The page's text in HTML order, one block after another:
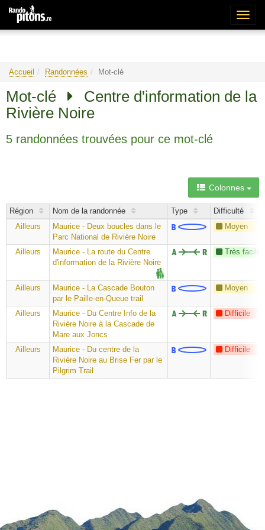
Accueil Randonnées Mot-clé
Mot-clé
Centre d'information de la
Rivière Noire
5 randonnées trouvées pour ce mot-clé
Colonnes
Région Nom de la randonnée Type
Difficulté
Ailleurs
Maurice - Deux boucles dans le
Parc National de Rivière Noire
Moyen
Ailleurs
Maurice - La route du Centre
d'information de la Rivière Noire
Très facile
Ailleurs
Maurice - La Cascade Bouton
par le Paille-en-Queue trail
Moyen
Ailleurs
Maurice - Du Centre Info de la
Rivière Noire à la Cascade de
Mare aux Joncs
Difficile
Ailleurs
Maurice - Du centre de la
Rivière Noire au Brise Fer par le
Pilgrim Trail
Difficile